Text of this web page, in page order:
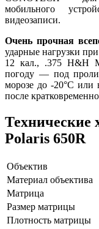
мобильного
видеозаписи.
Очень прочная
ударные нагрузки
12 кал., .375 H&H
погоду — под
морозе до -20°C или
после
Технические
Polaris 650R
Объектив
Материал объектива
Матрица
Размер матрицы
Плотность матрицы